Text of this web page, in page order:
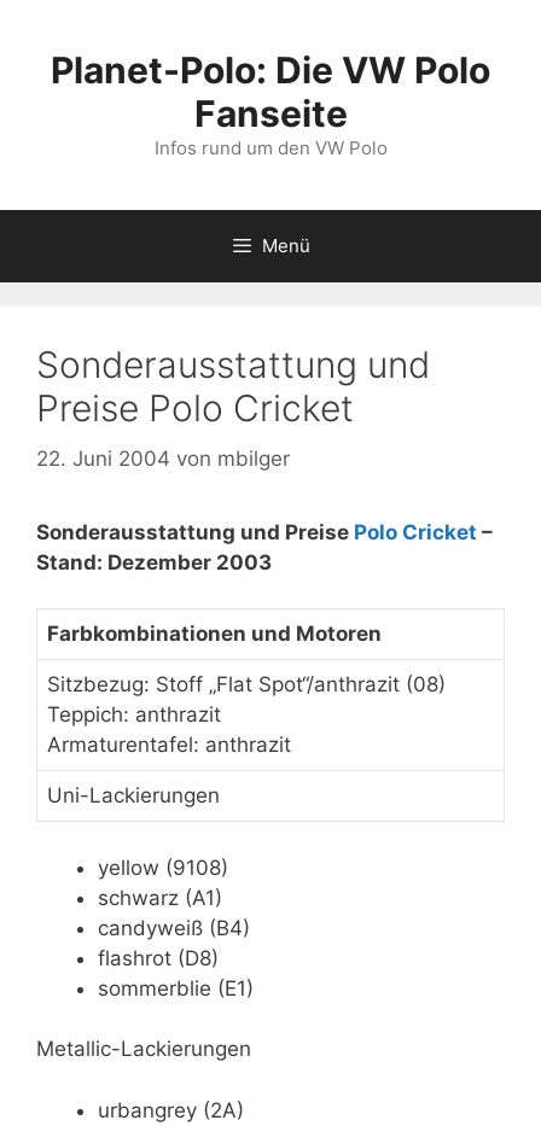
springenPlanet-Polo: Die VW Polo
Fanseite
Infos rund um den VW Polo
Menü
Sonderausstattung und
Preise Polo Cricket
22. Juni 2004 von mbilger
Sonderausstattung und Preise Polo Cricket –
Stand: Dezember 2003
Farbkombinationen und Motoren
Sitzbezug: Stoff „Flat Spot“/anthrazit (08)
Teppich: anthrazit
Armaturentafel: anthrazit
Uni-Lackierungen
yellow (9108)
schwarz (A1)
candyweiß (B4)
flashrot (D8)
sommerblie (E1)
Metallic-Lackierungen
urbangrey (2A)